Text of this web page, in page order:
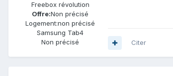
Freebox révolution
Offre:Non précisé
Logement:non précisé
Samsung Tab4
Non précisé
Citer